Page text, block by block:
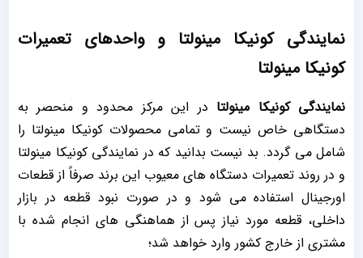
نمایندگی کونیکا مینولتا و واحدهای تعمیرات
کونیکا مینولتا
نمایندگی کونیکا مینولتا در این مرکز محدود و منحصر به
دستگاهی خاص نیست و تمامی محصولات کونیکا مینولتا را
شامل می گردد. بد نیست بدانید که در نمایندگی کونیکا مینولتا
و در روند تعمیرات دستگاه های معیوب این برند صرفاً از قطعات
اورجینال استفاده می شود و در صورت نبود قطعه در بازار
داخلی، قطعه مورد نیاز پس از هماهنگی های انجام شده با
مشتری از خارج کشور وارد خواهد شد؛